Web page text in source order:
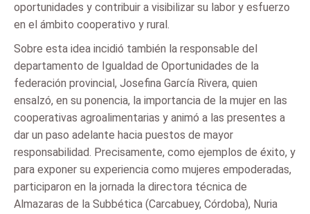
oportunidades y contribuir a visibilizar su labor y esfuerzo
en el ámbito cooperativo y rural.
Sobre esta idea incidió también la responsable del
departamento de Igualdad de Oportunidades de la
federación provincial, Josefina García Rivera, quien
ensalzó, en su ponencia, la importancia de la mujer en las
cooperativas agroalimentarias y animó a las presentes a
dar un paso adelante hacia puestos de mayor
responsabilidad. Precisamente, como ejemplos de éxito, y
para exponer su experiencia como mujeres empoderadas,
participaron en la jornada la directora técnica de
Almazaras de la Subbética (Carcabuey, Córdoba), Nuria